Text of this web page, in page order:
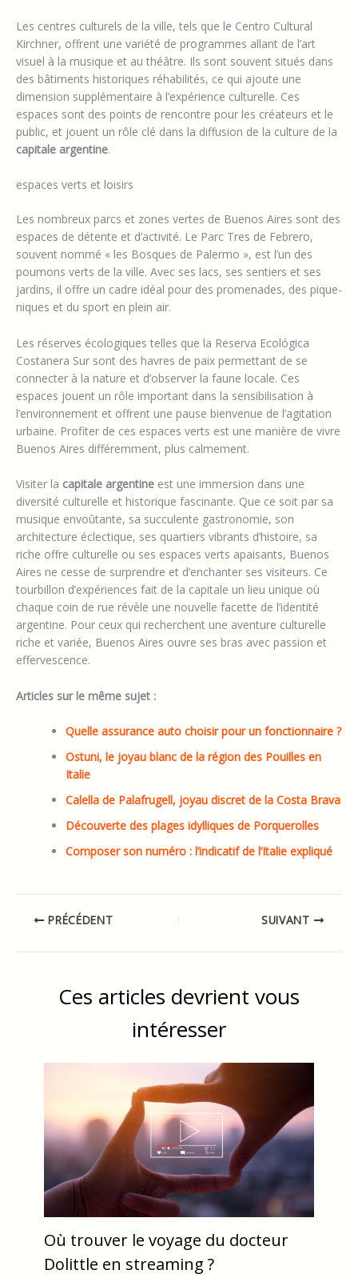
Les centres culturels de la ville, tels que le Centro Cultural
Kirchner, offrent une variété de programmes allant de l’art
visuel à la musique et au théâtre. Ils sont souvent situés dans
des bâtiments historiques réhabilités, ce qui ajoute une
dimension supplémentaire à l’expérience culturelle. Ces
espaces sont des points de rencontre pour les créateurs et le
public, et jouent un rôle clé dans la diffusion de la culture de la
capitale argentine.
espaces verts et loisirs
Les nombreux parcs et zones vertes de Buenos Aires sont des
espaces de détente et d’activité. Le Parc Tres de Febrero,
souvent nommé « les Bosques de Palermo », est l’un des
poumons verts de la ville. Avec ses lacs, ses sentiers et ses
jardins, il offre un cadre idéal pour des promenades, des pique-
niques et du sport en plein air.
Les réserves écologiques telles que la Reserva Ecológica
Costanera Sur sont des havres de paix permettant de se
connecter à la nature et d’observer la faune locale. Ces
espaces jouent un rôle important dans la sensibilisation à
l’environnement et offrent une pause bienvenue de l’agitation
urbaine. Profiter de ces espaces verts est une manière de vivre
Buenos Aires différemment, plus calmement.
Visiter la capitale argentine est une immersion dans une
diversité culturelle et historique fascinante. Que ce soit par sa
musique envoûtante, sa succulente gastronomie, son
architecture éclectique, ses quartiers vibrants d’histoire, sa
riche offre culturelle ou ses espaces verts apaisants, Buenos
Aires ne cesse de surprendre et d’enchanter ses visiteurs. Ce
tourbillon d’expériences fait de la capitale un lieu unique où
chaque coin de rue révèle une nouvelle facette de l’identité
argentine. Pour ceux qui recherchent une aventure culturelle
riche et variée, Buenos Aires ouvre ses bras avec passion et
effervescence.
Articles sur le même sujet :
Quelle assurance auto choisir pour un fonctionnaire ?
Ostuni, le joyau blanc de la région des Pouilles en
Italie
Calella de Palafrugell, joyau discret de la Costa Brava
Découverte des plages idylliques de Porquerolles
Composer son numéro : l’indicatif de l’Italie expliqué
PRÉCÉDENT SUIVANT
Ces articles devrient vous
intéresser
Où trouver le voyage du docteur
Dolittle en streaming ?